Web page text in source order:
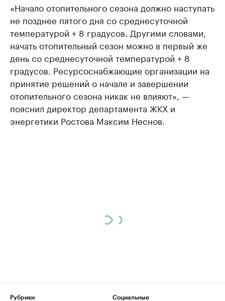
«Начало отопительного сезона должно наступать
не позднее пятого дня со среднесуточной
температурой + 8 градусов. Другими словами,
начать отопительный сезон можно в первый же
день со среднесуточной температурой + 8
градусов. Ресурсоснабжающие организации на
принятие решений о начале и завершении
отопительного сезона никак не влияют», —
пояснил директор департамента ЖКХ и
энергетики Ростова Максим Неснов.
Рубрики
Социальные